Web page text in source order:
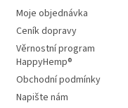
Moje objednávka
Ceník dopravy
Věrnostní program
HappyHemp®
Obchodní podmínky
Napište nám